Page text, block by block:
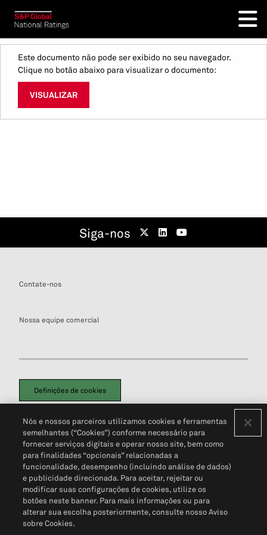
Este documento não pode ser exibido no seu navegador.
Clique no botão abaixo para visualizar o documento:
VISUALIZAR
Siga-nos
Contate-nos
Nossa equipe comercial
Definições de cookies
Política de PrivacidadePortal de privacidade do cliente (em inglês)
Não Venda Minhas Informações Pessoais© 2026 S&P Global
Nós e nossos parceiros utilizamos cookies e ferramentas
semelhantes (“Cookies”) conforme necessário para
fornecer serviços digitais e operar nosso site, bem como
para finalidades “opcionais” relacionadas a
funcionalidade, desempenho (incluindo análise de dados)
e publicidade direcionada. Para aceitar, rejeitar ou
modificar suas configurações de cookies, utilize os
botões neste banner. Para mais informações ou para
alterar sua escolha posteriormente, consulte nosso Aviso
sobre Cookies.